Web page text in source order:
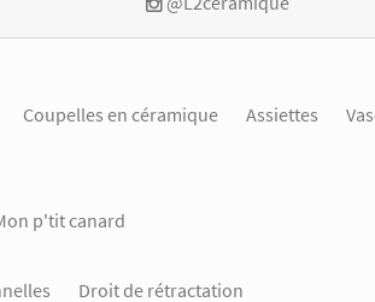
Coupelles en céramique Assiettes
p'tit canard
Droit de rétractation